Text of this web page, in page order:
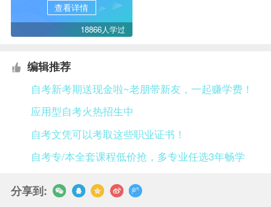
查看详情
18866人学过
编辑推荐
自考新考期送现金啦~老朋带新友，一起赚学费！
应用型自考火热招生中
自考文凭可以考取这些职业证书！
自考专/本全套课程低价抢，多专业任选3年畅学
分享到: